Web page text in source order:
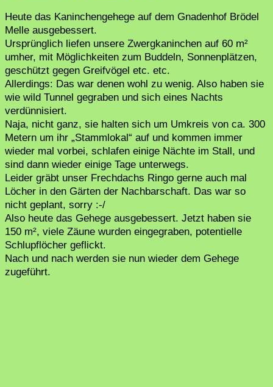
Heute das Kaninchengehege auf dem Gnadenhof Brödel
Melle ausgebessert.
Ursprünglich liefen unsere Zwergkaninchen auf 60 m²
umher, mit Möglichkeiten zum Buddeln, Sonnenplätzen,
geschützt gegen Greifvögel etc. etc.
Allerdings: Das war denen wohl zu wenig. Also haben sie
wie wild Tunnel gegraben und sich eines Nachts
verdünnisiert.
Naja, nicht ganz, sie halten sich um Umkreis von ca. 300
Metern um ihr „Stammlokal“ auf und kommen immer
wieder mal vorbei, schlafen einige Nächte im Stall, und
sind dann wieder einige Tage unterwegs.
Leider gräbt unser Frechdachs Ringo gerne auch mal
Löcher in den Gärten der Nachbarschaft. Das war so
nicht geplant, sorry :-/
Also heute das Gehege ausgebessert. Jetzt haben sie
150 m², viele Zäune wurden eingegraben, potentielle
Schlupflöcher geflickt.
Nach und nach werden sie nun wieder dem Gehege
zugeführt.